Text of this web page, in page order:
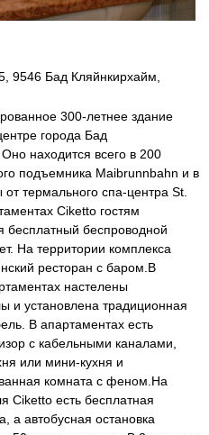
9546 Бад Кляйнкирхайм,
300-летнее здание
города Бад
находится всего в 200
подъемника Maibrunnbahn и в
термального спа-центра St.
Ciketto гостям
бесплатный беспроводной
На территории комплекса
ресторан с баром.В
настелены
и установлена традиционная
В апартаментах есть
с кабельными каналами,
или мини-кухня и
комната с феном.На
Ciketto есть бесплатная
а автобусная остановка